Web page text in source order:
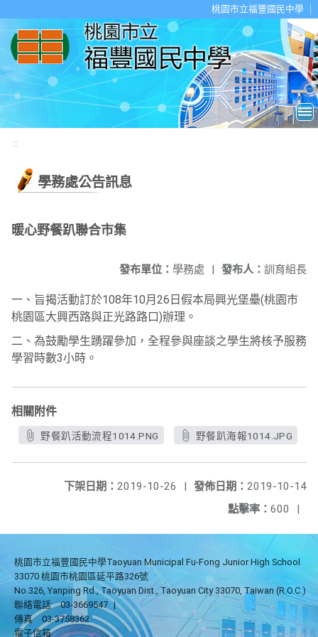
桃園市立福豐國民中學
:::
學務處公告訊息
暖心野餐趴聯合市集
發布人： 訓育組長
發布單位： 學務處 |
一、旨揭活動訂於108年10月26日假本局興光堡壘(桃園市
桃園區大興西路與正光路路口)辦理。
二、為鼓勵學生踴躍參加，全程參與座談之學生將核予服務
學習時數3小時。
相關附件
野餐趴活動流程1014.PNG 野餐趴海報1014.JPG
發佈日期： 2019-10-14
下架日期： 2019-10-26
|
點擊率： 600 |
桃園市立福豐國民中學Taoyuan Municipal Fu-Fong Junior High School
33070 桃園市桃園區延平路326號
No.326, Yanping Rd., Taoyuan Dist., Taoyuan City 33070, Taiwan (R.O.C.)
聯絡電話
03-3669547 |
傳真
03-3758362
電子信箱